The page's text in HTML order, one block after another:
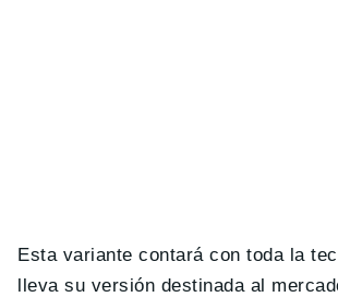
Esta variante contará con toda la
lleva su versión destinada al